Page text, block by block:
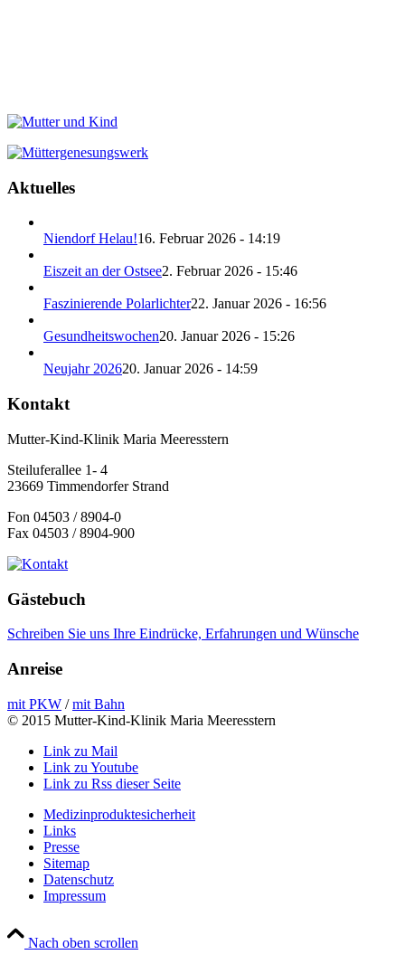
Aktuelles
Niendorf Helau!16. Februar 2026 - 14:19
Eiszeit an der Ostsee2. Februar 2026 - 15:46
Faszinierende Polarlichter22. Januar 2026 - 16:56
Gesundheitswochen20. Januar 2026 - 15:26
Neujahr 202620. Januar 2026 - 14:59
Kontakt
Mutter-Kind-Klinik Maria Meeresstern
Steiluferallee 1- 4
23669 Timmendorfer Strand
Fon 04503 / 8904-0
Fax 04503 / 8904-900
Gästebuch
Schreiben Sie uns Ihre Eindrücke, Erfahrungen und Wünsche
Anreise
mit PKW /mit Bahn
© 2015 Mutter-Kind-Klinik Maria Meeresstern
Link zu Mail
Link zu Youtube
Link zu Rss dieser Seite
Medizinproduktesicherheit
Links
Presse
Sitemap
Datenschutz
Impressum
Nach oben scrollen